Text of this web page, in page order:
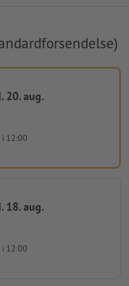
20. aug.
12:00
18. aug.
12:00